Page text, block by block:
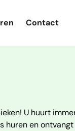
Contact
U huurt
en